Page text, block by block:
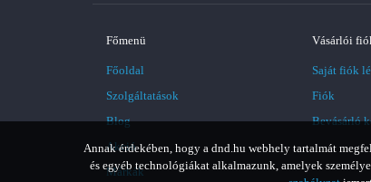
Annak érdekében, hogy a dnd.hu webhely tartalmát
és egyéb technológiákat alkalmazunk, amelyek
Főmenü
Főoldal
Szolgáltatások
Blog
Akció
Márkák
Vásárlói
Saját fiók
Fiók
Bevásárló